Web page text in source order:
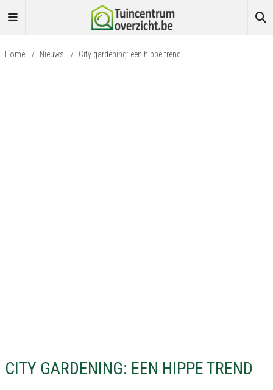
Home / Nieuws / City gardening: een hippe trend
CITY GARDENING: EEN HIPPE TREND